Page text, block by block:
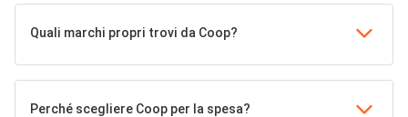
Quali marchi propri trovi da Coop?
Perché scegliere Coop per la spesa?